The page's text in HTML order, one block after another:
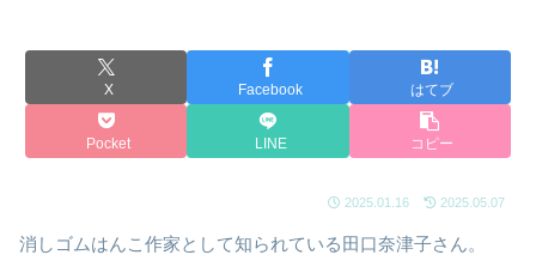
X Facebook はてブ
Pocket LINE コピー
2025.01.16 2025.05.07
消しゴムはんこ作家として知られている田口奈津子さん。